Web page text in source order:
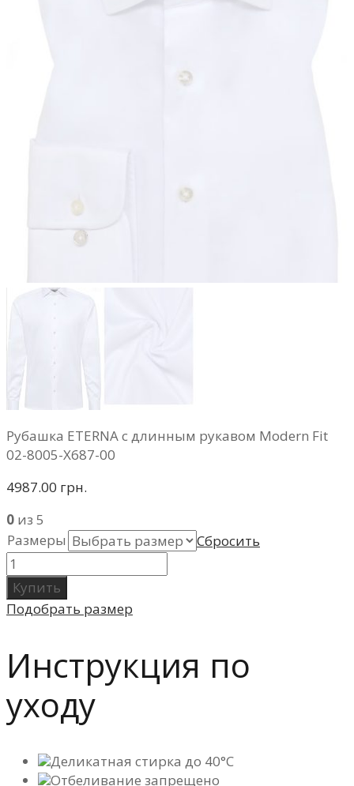
Рубашка ETERNA с длинным рукавом Modern Fit
02-8005-X687-00
4987.00 грн.
0 из 5
Размеры
Сбросить
Купить
Подобрать размер
Инструкция по
уходу
Деликатная стирка до 40°C
Отбеливание запрещено